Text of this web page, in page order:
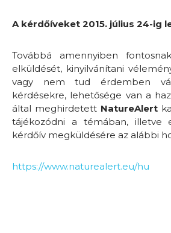
A kérdőíveket 2015. július 24-ig
Továbbá amennyiben
elküldését, kinyilvánítani
vagy nem tud érdemben
kérdésekre, lehetősége van a
által meghirdetett NatureAlert
tájékozódni a témában, illetve
kérdőív megküldésére az alábbi
https://www.naturealert.eu/hu